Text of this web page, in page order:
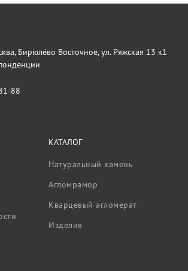
Бирюлёво Восточное, ул. Ряжская 13 к1
88
КАТАЛОГ
Натуральный камень
Агломрамор
Кварцевый агломерат
Изделия